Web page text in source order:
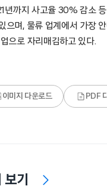
까지 사고율 30% 감소 등
으며, 물류 업계에서 가장
으로 자리매김하고 있다.
이미지 다운로드 PDF
기